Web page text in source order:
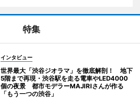
特集
インタビュー
世界最大「渋谷ジオラマ」を徹底解剖！ 地下
5階まで再現・渋谷駅を走る電車やLED4000
個の夜景 都市モデラーMAJIRIさんが作る
「もう一つの渋谷」